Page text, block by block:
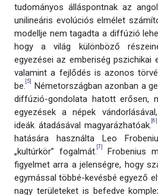
tudományos álláspontnak az
unilineáris evolúciós elmélet
modellje nem tagadta a diffúzió
hogy a világ különböző
egyezései az emberiség pszichikai
valamint a fejlődés is azonos
be. [5]
Németországban azonban a
diffúzió-gondolata hatott erősen,
egyezések a népek
ideák átadásával magyarázhatóak.[6]
hatására használta Leo
„kultúrkör” fogalmát. [7]
Frobenius
figyelmet arra a jelenségre, hogy
egymással többé-kevésbé egyező
nagy területeket is befedve